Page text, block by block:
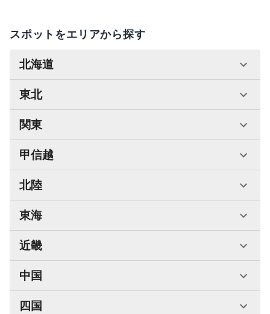
スポットをエリアから探す
北海道
東北
関東
甲信越
北陸
東海
近畿
中国
四国